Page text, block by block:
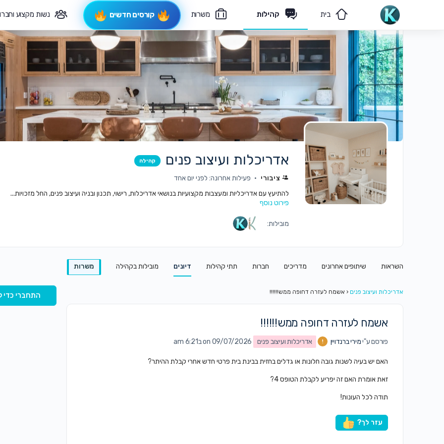
בית קהילות משרות קורסים חדשים נשות מקצוע
הצוות שלנו פיקוח תורני צרי קשר
אדריכלות ועיצוב פנים קהילה
ציבורי
פעילות אחרונה: לפני יום אחד
להתיעץ עם אדריכליות ומעצבות מקצועיות בנושאי אדריכלות, רישוי, תכנון ובניה ועיצוב פנים, החל מזכויות...
פירוט נוסף
מובילות:
השראות שיתופים אחרונים מדריכים חברות תתי קהילות דיונים מובילות בקהילה משרות
אדריכלות ועיצוב פנים ‹ אשמח לעזרה דחופה ממש!!!!!!
אשמח לעזרה דחופה ממש!!!!!!
פורסם ע"ימירי ברנדויין אדריכלות ועיצוב פנים on 09/07/2026 ב6:21 am
האם יש בעיה לשנות גובה חלונות או גדלים בחזית בבינת בית פרטי חדש אחרי קבלת ההיתר?
זאת אומרת האם זה יפריע לקבלת הטופס 4?
תודה לכל העונות!
עזר לך?
התחברי כדי